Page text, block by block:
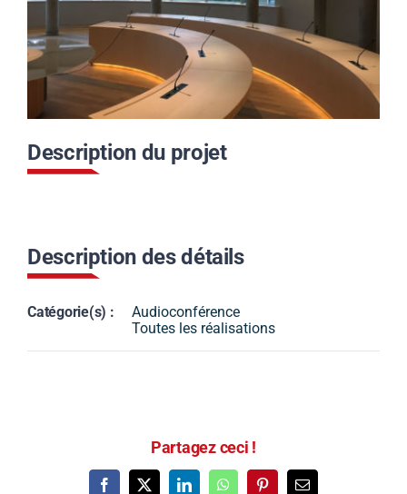
Description du projet
Description des détails
Catégorie(s) :
Audioconférence
Toutes les réalisations
Partagez ceci !
Facebook
X LinkedInWhatsAppPinterestEmail
Contact
Actualités
Support
Nous vous